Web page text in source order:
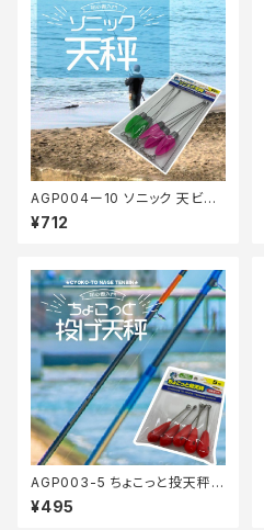
AGP004ー10 ソニック 天ビン
10号5P(TOOEM)【Tオリ】
¥712
AGP003-5 ちょこっと投天秤 5
号 5P【Tオリ】
¥495